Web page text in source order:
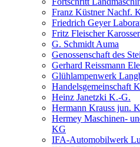
Franz Küstner Nachf.
Friedrich Geyer
Fritz Fleischer
G. Schmidt Auma
Genossenschaft des
Gerhard Reissmann
Glühlampenwerk
Handelsgemeinschaft
Heinz Janetzki K.-G.
Hermann Krauss jun.
Hermey Maschinen-
KG
IFA-Automobilwerk